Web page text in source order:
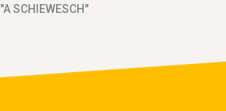
"A SCHIEWESCH"